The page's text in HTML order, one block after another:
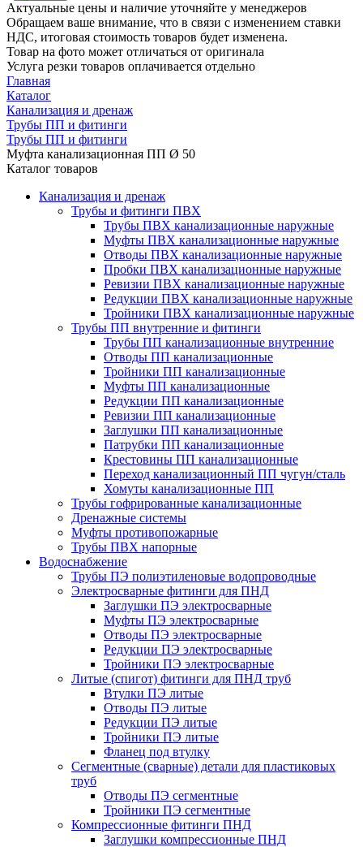
Актуальные цены и наличие уточняйте у менеджеров
Обращаем ваше внимание, что в связи с изменением ставки
НДС, итоговая стоимость товаров будет изменена.
Товар на фото может отличаться от оригинала
Услуга резки товаров оплачивается отдельно
Главная
Каталог
Канализация и дренаж
Трубы ПП и фитинги
Трубы ПП и фитинги
Муфта канализационная ПП Ø 50
Каталог товаров
Канализация и дренаж
Трубы и фитинги ПВХ
Трубы ПВХ канализационные наружные
Муфты ПВХ канализационные наружные
Отводы ПВХ канализационные наружные
Пробки ПВХ канализационные наружные
Ревизии ПВХ канализационные наружные
Редукции ПВХ канализационные наружные
Тройники ПВХ канализационные наружные
Трубы ПП внутренние и фитинги
Трубы ПП канализационные внутренние
Отводы ПП канализационные
Тройники ПП канализационные
Муфты ПП канализационные
Редукции ПП канализационные
Ревизии ПП канализационные
Заглушки ПП канализационные
Патрубки ПП канализационные
Крестовины ПП канализационные
Переход канализационный ПП чугун/сталь
Хомуты канализационные ПП
Трубы гофрированные канализационные
Дренажные системы
Муфты противопожарные
Трубы ПВХ напорные
Водоснабжение
Трубы ПЭ полиэтиленовые водопроводные
Электросварные фитинги для ПНД
Заглушки ПЭ электросварные
Муфты ПЭ электросварные
Отводы ПЭ электросварные
Редукции ПЭ электросварные
Тройники ПЭ электросварные
Литые (спигот) фитинги для ПНД труб
Втулки ПЭ литые
Отводы ПЭ литые
Редукции ПЭ литые
Тройники ПЭ литые
Фланец под втулку
Сегментные (сварные) детали для пластиковых
труб
Отводы ПЭ сегментные
Тройники ПЭ сегментные
Компрессионные фитинги ПНД
Заглушки компрессионные ПНД